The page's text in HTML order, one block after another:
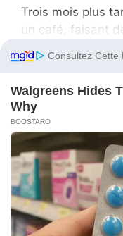
Trois mois plus
un café, faisant
téléphone. Sa vie
avait loué un
douillet. Elle
trois ans. Elle
aimait, elle, pas
s’était mise au
vieilles amies
pendant son
Son téléphone